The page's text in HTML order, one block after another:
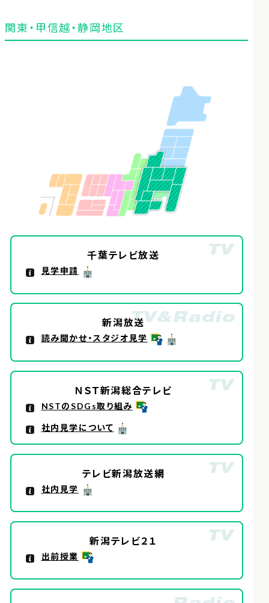
関東・甲信越・静岡地区
千葉テレビ放送
見学申請
新潟放送
読み聞かせ・スタジオ見学
ＮＳＴ新潟総合テレビ
NSTのSDGs取り組み
社内見学について
テレビ新潟放送網
社内見学
新潟テレビ２１
出前授業